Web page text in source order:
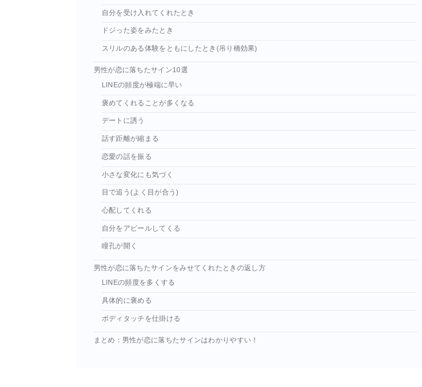
自分を受け入れてくれたとき
ドジった姿をみたとき
スリルのある体験をともにしたとき(吊り橋効果)
男性が恋に落ちたサイン10選
LINEの頻度が極端に早い
褒めてくれることが多くなる
デートに誘う
話す距離が縮まる
恋愛の話を振る
小さな変化にも気づく
目で追う(よく目が合う)
心配してくれる
自分をアピールしてくる
瞳孔が開く
男性が恋に落ちたサインをみせてくれたときの返し方
LINEの頻度を多くする
具体的に褒める
ボディタッチを仕掛ける
まとめ：男性が恋に落ちたサインはわかりやすい！